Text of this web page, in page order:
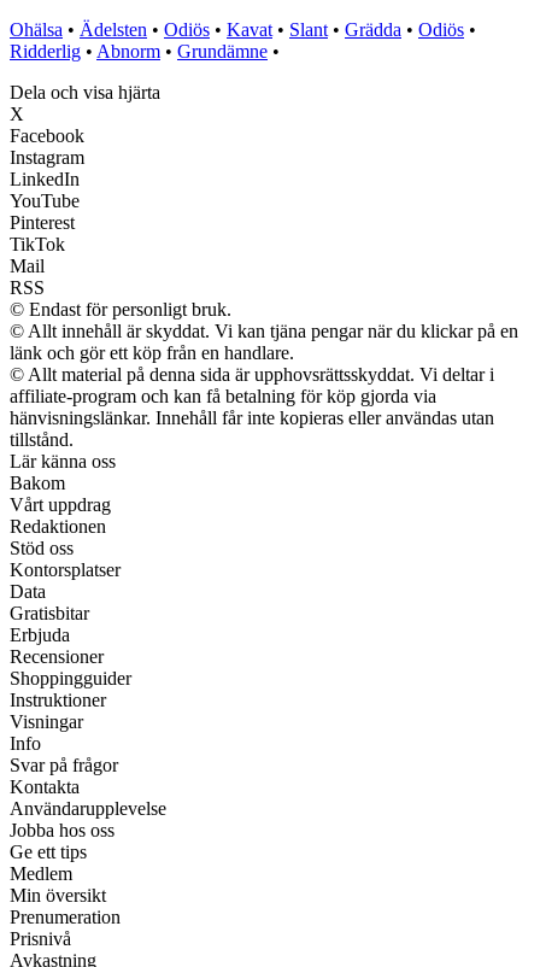
Ohälsa • Ädelsten • Odiös • Kavat • Slant • Grädda • Odiös •
Ridderlig • Abnorm • Grundämne •
Dela och visa hjärta
X
Facebook
Instagram
LinkedIn
YouTube
Pinterest
TikTok
Mail
RSS
© Endast för personligt bruk.
© Allt innehåll är skyddat. Vi kan tjäna pengar när du klickar på en
länk och gör ett köp från en handlare.
© Allt material på denna sida är upphovsrättsskyddat. Vi deltar i
affiliate-program och kan få betalning för köp gjorda via
hänvisningslänkar. Innehåll får inte kopieras eller användas utan
tillstånd.
Lär känna oss
Bakom
Vårt uppdrag
Redaktionen
Stöd oss
Kontorsplatser
Data
Gratisbitar
Erbjuda
Recensioner
Shoppingguider
Instruktioner
Visningar
Info
Svar på frågor
Kontakta
Användarupplevelse
Jobba hos oss
Ge ett tips
Medlem
Min översikt
Prenumeration
Prisnivå
Avkastning